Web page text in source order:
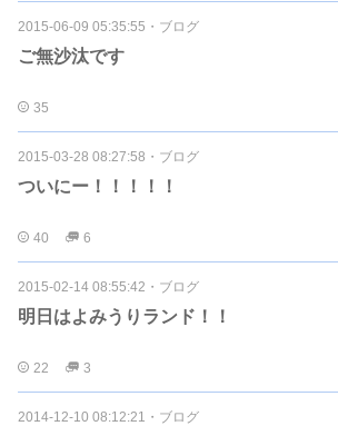
2015-06-09 05:35:55 ・ ブログ
ご無沙汰です
35
2015-03-28 08:27:58 ・ ブログ
ついにー！！！！！
40 6
2015-02-14 08:55:42 ・ ブログ
明日はよみうりランド！！
22 3
2014-12-10 08:12:21 ・ ブログ